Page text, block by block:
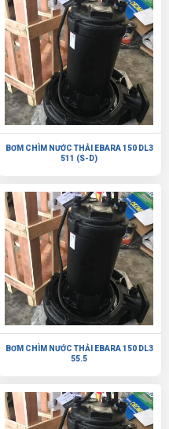
BƠM CHÌM NƯỚC THẢI EBARA 150 DL3
511 (S-D)
BƠM CHÌM NƯỚC THẢI EBARA 150 DL3
55.5